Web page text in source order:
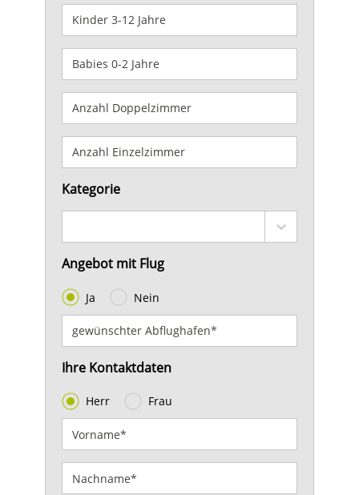
Kategorie
Angebot mit Flug
Ja Nein
Ihre Kontaktdaten
Herr Frau